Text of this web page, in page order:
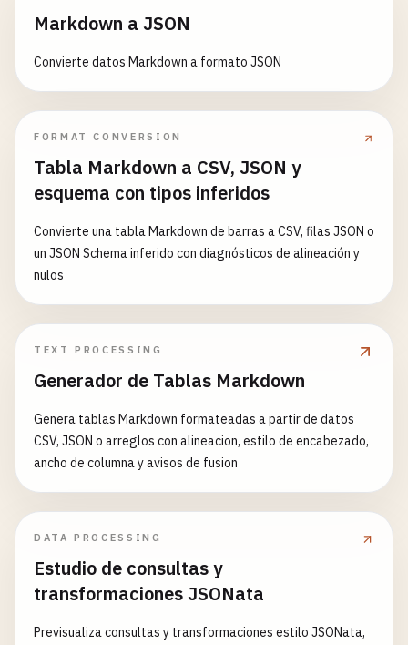
Markdown a JSON
Convierte datos Markdown a formato JSON
FORMAT CONVERSION
Tabla Markdown a CSV, JSON y
esquema con tipos inferidos
Convierte una tabla Markdown de barras a CSV, filas JSON o
un JSON Schema inferido con diagnósticos de alineación y
nulos
TEXT PROCESSING
Generador de Tablas Markdown
Genera tablas Markdown formateadas a partir de datos
CSV, JSON o arreglos con alineacion, estilo de encabezado,
ancho de columna y avisos de fusion
DATA PROCESSING
Estudio de consultas y
transformaciones JSONata
Previsualiza consultas y transformaciones estilo JSONata,